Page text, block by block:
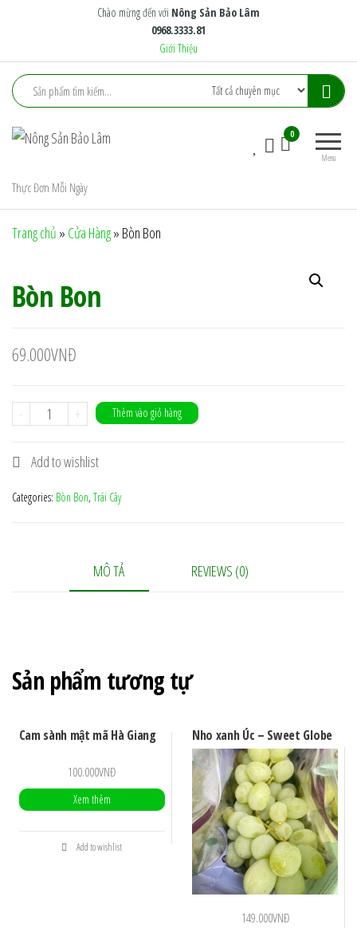
content
Chào mừng đến với Nông Sản Bảo Lâm
0968.3333.81
Giới Thiệu
Lâm
Menu
0
Thực Đơn Mỗi Ngày
Trang chủ » Cửa Hàng» Bòn Bon
Bòn Bon
69.000VNĐ
-
Bòn
quantity
+ Thêm vào giỏ hàng
Add to wishlist
Categories: Bòn Bon, Trái Cây
MÔ TẢ REVIEWS (0)
Sản phẩm tương tự
Cam sành mật mã Hà Giang
100.000VNĐ
Xem thêm
Add to wishlist
Nho xanh Úc – Sweet Globe
149.000VNĐ